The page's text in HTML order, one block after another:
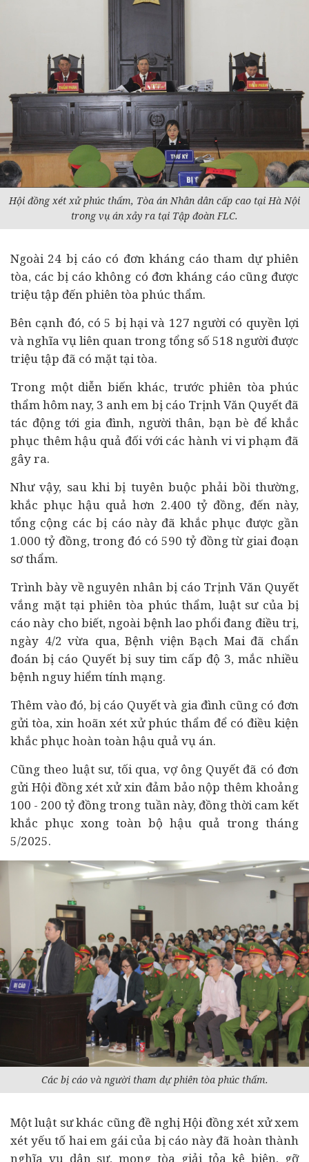
Hội đồng xét xử phúc thẩm, Tòa án Nhân dân cấp cao tại Hà Nội
trong vụ án xảy ra tại Tập đoàn FLC.
Ngoài 24 bị cáo có đơn kháng cáo tham dự phiên
tòa, các bị cáo không có đơn kháng cáo cũng được
triệu tập đến phiên tòa phúc thẩm.
Bên cạnh đó, có 5 bị hại và 127 người có quyền lợi
và nghĩa vụ liên quan trong tổng số 518 người được
triệu tập đã có mặt tại tòa.
Trong một diễn biến khác, trước phiên tòa phúc
thẩm hôm nay, 3 anh em bị cáo Trịnh Văn Quyết đã
tác động tới gia đình, người thân, bạn bè để khắc
phục thêm hậu quả đối với các hành vi vi phạm đã
gây ra.
Như vậy, sau khi bị tuyên buộc phải bồi thường,
khắc phục hậu quả hơn 2.400 tỷ đồng, đến này,
tổng cộng các bị cáo này đã khắc phục được gần
1.000 tỷ đồng, trong đó có 590 tỷ đồng từ giai đoạn
sơ thẩm.
Trình bày về nguyên nhân bị cáo Trịnh Văn Quyết
vắng mặt tại phiên tòa phúc thẩm, luật sư của bị
cáo này cho biết, ngoài bệnh lao phổi đang điều trị,
ngày 4/2 vừa qua, Bệnh viện Bạch Mai đã chẩn
đoán bị cáo Quyết bị suy tim cấp độ 3, mắc nhiều
bệnh nguy hiểm tính mạng.
Thêm vào đó, bị cáo Quyết và gia đình cũng có đơn
gửi tòa, xin hoãn xét xử phúc thẩm để có điều kiện
khắc phục hoàn toàn hậu quả vụ án.
Cũng theo luật sư, tối qua, vợ ông Quyết đã có đơn
gửi Hội đồng xét xử xin đảm bảo nộp thêm khoảng
100 - 200 tỷ đồng trong tuần này, đồng thời cam kết
khắc phục xong toàn bộ hậu quả trong tháng
5/2025.
Các bị cáo và người tham dự phiên tòa phúc thẩm.
Một luật sư khác cũng đề nghị Hội đồng xét xử xem
xét yếu tố hai em gái của bị cáo này đã hoàn thành
nghĩa vụ dân sự, mong tòa giải tỏa kê biên, gỡ